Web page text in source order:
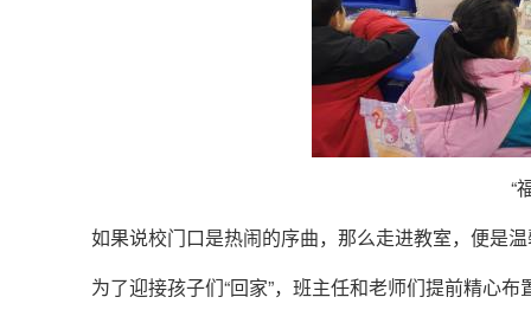
“
如果说校门口是热闹的序曲，那么走进教室，便是
为了迎接孩子们“回家”， 班主任和老师们提前精心布